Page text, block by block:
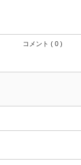
コメント ( 0 )